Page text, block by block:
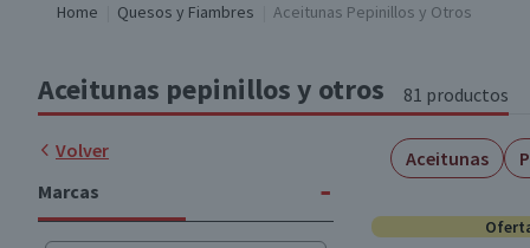
Home Quesos y Fiambres Aceitunas Pepinillos y Otros
Aceitunas pepinillos y otros 81 productos
Volver
Marcas
-
Aceitunas